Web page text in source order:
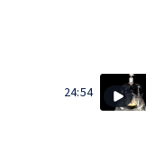
24:54